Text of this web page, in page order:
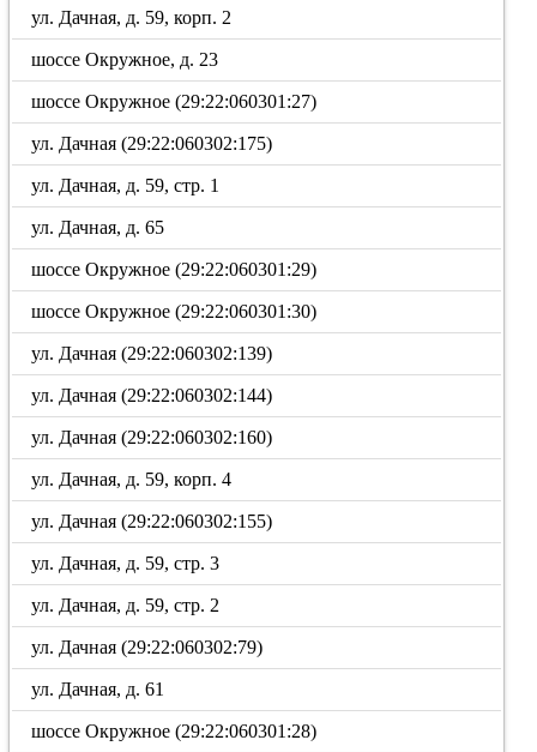
ул. Дачная, д. 59, корп. 2
шоссе Окружное, д. 23
шоссе Окружное (29:22:060301:27)
ул. Дачная (29:22:060302:175)
ул. Дачная, д. 59, стр. 1
ул. Дачная, д. 65
шоссе Окружное (29:22:060301:29)
шоссе Окружное (29:22:060301:30)
ул. Дачная (29:22:060302:139)
ул. Дачная (29:22:060302:144)
ул. Дачная (29:22:060302:160)
ул. Дачная, д. 59, корп. 4
ул. Дачная (29:22:060302:155)
ул. Дачная, д. 59, стр. 3
ул. Дачная, д. 59, стр. 2
ул. Дачная (29:22:060302:79)
ул. Дачная, д. 61
шоссе Окружное (29:22:060301:28)